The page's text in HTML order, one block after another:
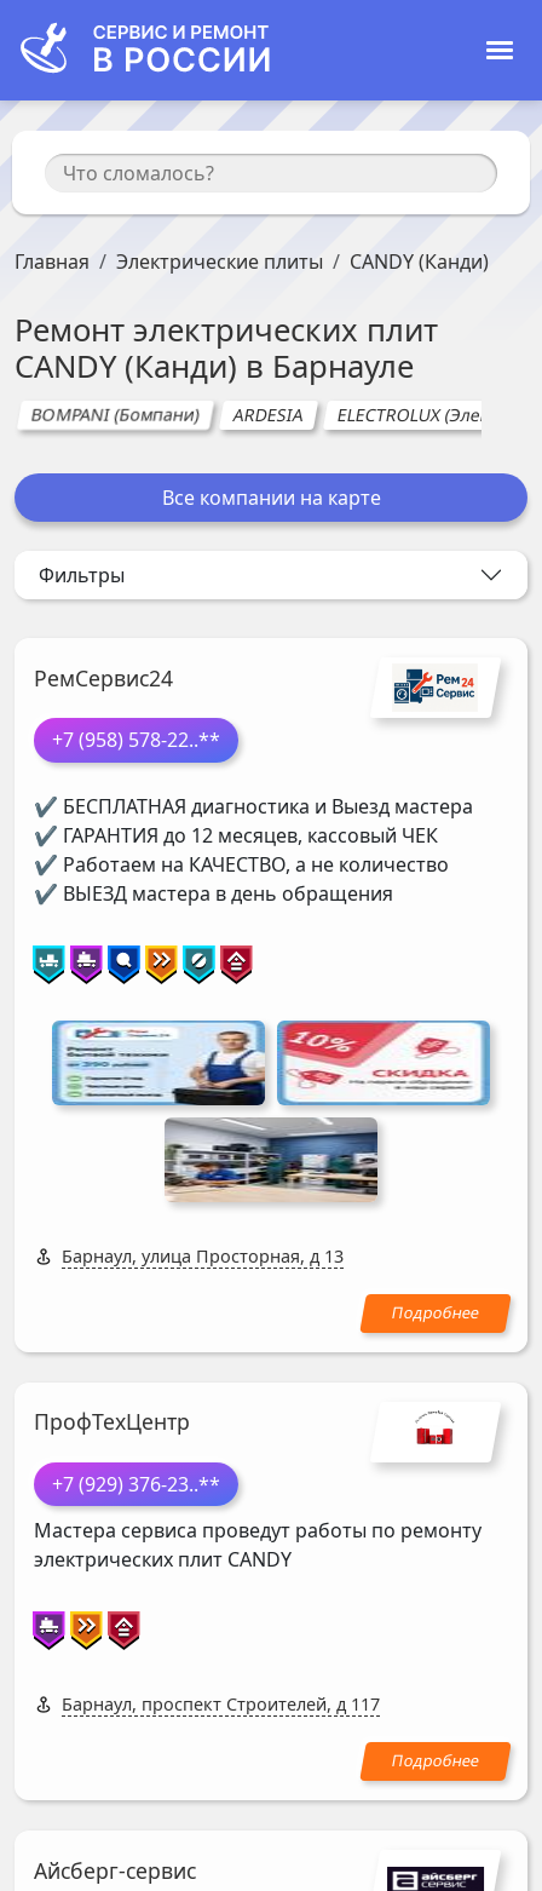
Главная Электрические плиты CANDY (Канди)
Ремонт электрических плит
CANDY (Канди) в Барнауле
BOMPANI (Бомпани) ARDESIA ELECTROLUX
Все компании на карте
Фильтры
РемСервис24
+7 (958) 578-22..**
✔ БЕСПЛАТНАЯ диагностика и Выезд мастера
✔ ГАРАНТИЯ до 12 месяцев, кассовый ЧЕК
✔ Работаем на КАЧЕСТВО, а не количество
✔ ВЫЕЗД мастера в день обращения
Барнаул, улица Просторная, д 13
ПрофТехЦентр
+7 (929) 376-23..**
Мастера сервиса проведут работы по ремонту
электрических плит CANDY
Барнаул, проспект Строителей, д 117
Айсберг-сервис